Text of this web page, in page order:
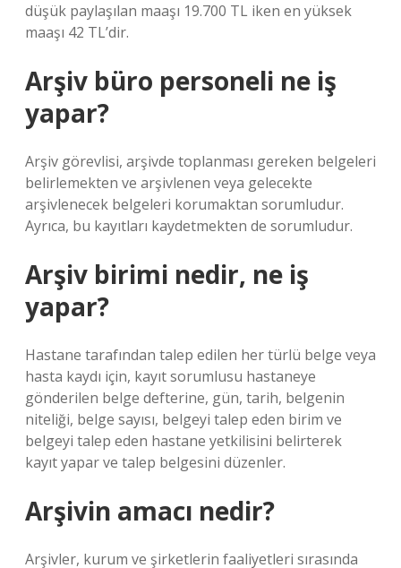
düşük paylaşılan maaşı 19.700 TL iken en yüksek
maaşı 42 TL’dir.
Arşiv büro personeli ne iş
yapar?
Arşiv görevlisi, arşivde toplanması gereken belgeleri
belirlemekten ve arşivlenen veya gelecekte
arşivlenecek belgeleri korumaktan sorumludur.
Ayrıca, bu kayıtları kaydetmekten de sorumludur.
Arşiv birimi nedir, ne iş
yapar?
Hastane tarafından talep edilen her türlü belge veya
hasta kaydı için, kayıt sorumlusu hastaneye
gönderilen belge defterine, gün, tarih, belgenin
niteliği, belge sayısı, belgeyi talep eden birim ve
belgeyi talep eden hastane yetkilisini belirterek
kayıt yapar ve talep belgesini düzenler.
Arşivin amacı nedir?
Arşivler, kurum ve şirketlerin faaliyetleri sırasında